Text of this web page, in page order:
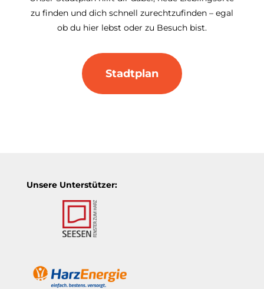
zu finden und dich schnell zurechtzufinden – egal
ob du hier lebst oder zu Besuch bist.
Stadtplan
Unsere Unterstützer: